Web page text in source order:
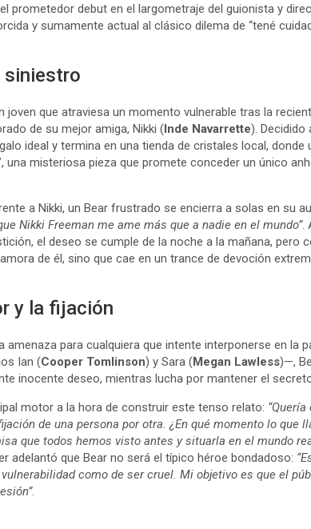
prometedor debut en el largometraje del guionista y
y sumamente actual al clásico dilema de “tené
siniestro
joven que atraviesa un momento vulnerable tras la
de su mejor amiga, Nikki (Inde Navarrette). Decidido
ideal y termina en una tienda de cristales local, donde
una misteriosa pieza que promete conceder un único
a Nikki, un Bear frustrado se encierra a solas en su
Nikki Freeman me ame más que a nadie en el mundo”.
el deseo se cumple de la noche a la mañana, pero
de él, sino que cae en un trance de devoción
y la fijación
amenaza para cualquiera que intente interponerse en la
Ian (Cooper Tomlinson) y Sara (Megan Lawless)—,
inocente deseo, mientras lucha por mantener el
motor a la hora de construir este tenso relato:
de una persona por otra. ¿En qué momento lo que
que todos hemos visto antes y situarla en el mundo
adelantó que Bear no será el típico héroe bondadoso:
como de ser cruel. Mi objetivo es que el
.